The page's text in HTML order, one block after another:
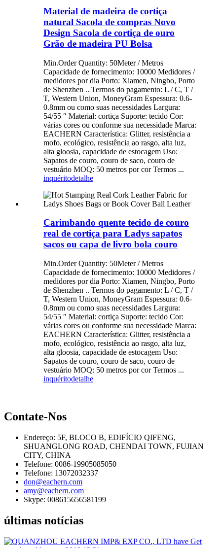
Material de madeira de cortiça
natural Sacola de compras Novo
Design Sacola de cortiça de ouro
Grão de madeira PU Bolsa
Min.Order Quantity: 50Meter / Metros
Capacidade de fornecimento: 10000 Medidores /
medidores por dia Porto: Xiamen, Ningbo, Porto
de Shenzhen .. Termos do pagamento: L / C, T /
T, Western Union, MoneyGram Espessura: 0.6-
0.8mm ou como suas necessidades Largura:
54/55 ″ Material: cortiça Suporte: tecido Cor:
várias cores ou conforme sua necessidade Marca:
EACHERN Característica: Glitter, resistência a
mofo, ecológico, resistência ao rasgo, alta luz,
alta gloosia, capacidade de estocagem Uso:
Sapatos de couro, couro de saco, couro de
vestuário MOQ: 50 metros por cor Termos ...
inquéritodetalhe
Carimbando quente tecido de couro
real de cortiça para Ladys sapatos
sacos ou capa de livro bola couro
Min.Order Quantity: 50Meter / Metros
Capacidade de fornecimento: 10000 Medidores /
medidores por dia Porto: Xiamen, Ningbo, Porto
de Shenzhen .. Termos do pagamento: L / C, T /
T, Western Union, MoneyGram Espessura: 0.6-
0.8mm ou como suas necessidades Largura:
54/55 ″ Material: cortiça Suporte: tecido Cor:
várias cores ou conforme sua necessidade Marca:
EACHERN Característica: Glitter, resistência a
mofo, ecológico, resistência ao rasgo, alta luz,
alta gloosia, capacidade de estocagem Uso:
Sapatos de couro, couro de saco, couro de
vestuário MOQ: 50 metros por cor Termos ...
inquéritodetalhe
Contate-Nos
Endereço: 5F, BLOCO B, EDIFÍCIO QIFENG,
SHUANGLONG ROAD, CHENDAI TOWN, FUJIAN
CITY, CHINA
Telefone: 0086-19905085050
Telefone: 13072032337
don@eachern.com
amy@eachern.com
Skype: 008615656581199
últimas notícias